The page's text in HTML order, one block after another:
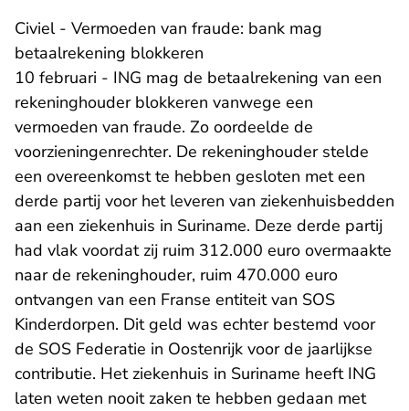
Civiel - Vermoeden van fraude: bank mag
betaalrekening blokkeren
10 februari - ING mag de betaalrekening van een
rekeninghouder blokkeren vanwege een
vermoeden van fraude. Zo oordeelde de
voorzieningenrechter. De rekeninghouder stelde
een overeenkomst te hebben gesloten met een
derde partij voor het leveren van ziekenhuisbedden
aan een ziekenhuis in Suriname. Deze derde partij
had vlak voordat zij ruim 312.000 euro overmaakte
naar de rekeninghouder, ruim 470.000 euro
ontvangen van een Franse entiteit van SOS
Kinderdorpen. Dit geld was echter bestemd voor
de SOS Federatie in Oostenrijk voor de jaarlijkse
contributie. Het ziekenhuis in Suriname heeft ING
laten weten nooit zaken te hebben gedaan met